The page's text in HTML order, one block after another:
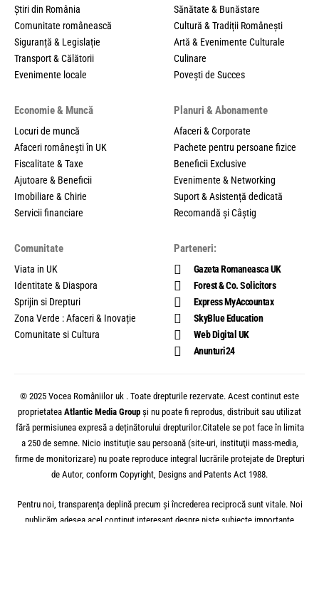
Știri din România
Comunitate românească
Siguranță & Legislație
Transport & Călătorii
Evenimente locale
Sănătate & Bunăstare
Cultură & Tradiții Românești
Artă & Evenimente Culturale
Culinare
Povești de Succes
Economie & Muncă
Locuri de muncă
Afaceri românești în UK
Fiscalitate & Taxe
Ajutoare & Beneficii
Imobiliare & Chirie
Servicii financiare
Planuri & Abonamente
Afaceri & Corporate
Pachete pentru persoane fizice
Beneficii Exclusive
Evenimente & Networking
Suport & Asistență dedicată
Recomandă și Câștig
Comunitate
Viata in UK
Identitate & Diaspora
Sprijin si Drepturi
Zona Verde : Afaceri & Inovație
Comunitate si Cultura
Parteneri:
Gazeta Romaneasca UK
Forest & Co. Solicitors
Express MyAccountax
SkyBlue Education
Web Digital UK
Anunturi24
© 2025 Vocea Româniilor uk . Toate drepturile rezervate. Acest continut este
proprietatea Atlantic Media Group și nu poate fi reprodus, distribuit sau utilizat
fără permisiunea expresă a deținătorului drepturilor.Citatele se pot face în limita
a 250 de semne. Nicio instituţie sau persoană (site-uri, instituţii mass-media,
firme de monitorizare) nu poate reproduce integral lucrările protejate de Drepturi
de Autor, conform Copyright, Designs and Patents Act 1988.
Pentru noi, transparența deplină precum și încrederea reciprocă sunt vitale. Noi
publicăm adesea acel conținut interesant despre niște subiecte importante